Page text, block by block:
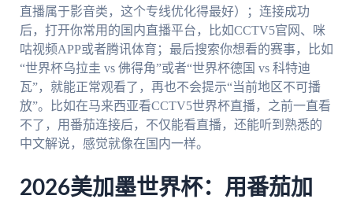
直播属于影音类，这个专线优化得最好）；连接成功
后，打开你常用的国内直播平台，比如CCTV5官网、咪
咕视频APP或者腾讯体育；最后搜索你想看的赛事，比如
“世界杯乌拉圭 vs 佛得角”或者“世界杯德国 vs 科特迪
瓦”，就能正常观看了，再也不会提示“当前地区不可播
放”。比如在马来西亚看CCTV5世界杯直播，之前一直看
不了，用番茄连接后，不仅能看直播，还能听到熟悉的
中文解说，感觉就像在国内一样。
2026美加墨世界杯：用番茄加